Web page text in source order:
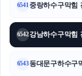
6541중랑하수구막힘
6542
6543동대문구하수구